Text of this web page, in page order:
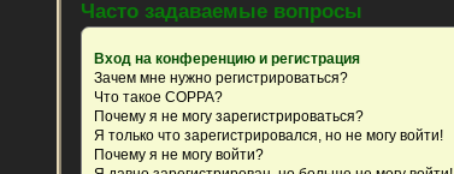
Часто задаваемые вопросы
Вход на конференцию и регистрация
Зачем мне нужно регистрироваться?
Что такое COPPA?
Почему я не могу зарегистрироваться?
Я только что зарегистрировался, но не могу войти!
Почему я не могу войти?